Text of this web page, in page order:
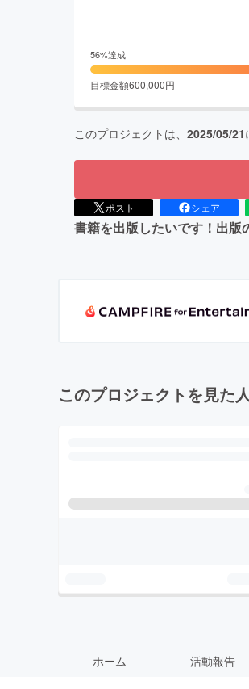
56%達成
目標金額600,000円
このプロジェクトは、 2025/05/21
ポスト シェア
書籍を出版したいです！出版
このプロジェクトを見た
ホーム 活動報告